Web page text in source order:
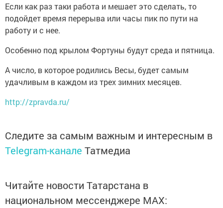
Если как раз таки работа и мешает это сделать, то
подойдет время перерыва или часы пик по пути на
работу и с нее.
Особенно под крылом Фортуны будут среда и пятница.
А число, в которое родились Весы, будет самым
удачливым в каждом из трех зимних месяцев.
http://zpravda.ru/
Следите за самым важным и интересным в
Telegram-канале Татмедиа
Читайте новости Татарстана в
национальном мессенджере MАХ: